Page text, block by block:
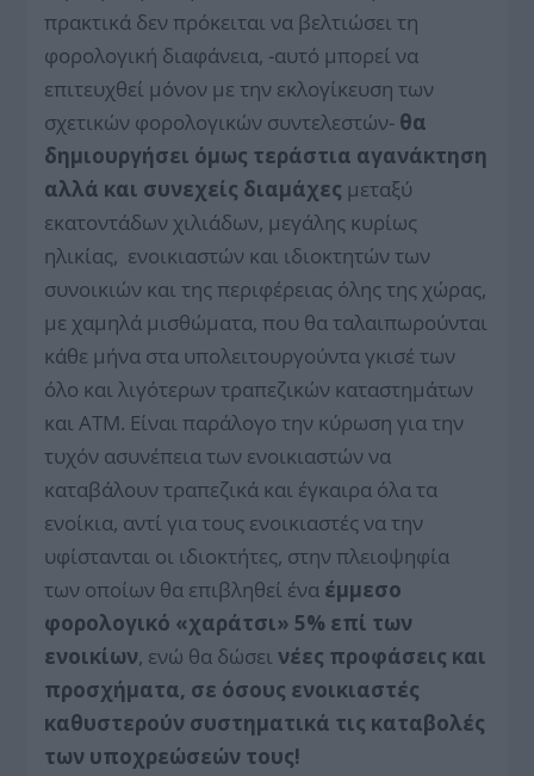
πρακτικά δεν πρόκειται να βελτιώσει τη
φορολογική διαφάνεια, -αυτό μπορεί να
επιτευχθεί μόνον με την εκλογίκευση των
σχετικών φορολογικών συντελεστών- θα
δημιουργήσει όμως τεράστια αγανάκτηση
αλλά και συνεχείς διαμάχες μεταξύ
εκατοντάδων χιλιάδων, μεγάλης κυρίως
ηλικίας, ενοικιαστών και ιδιοκτητών των
συνοικιών και της περιφέρειας όλης της χώρας,
με χαμηλά μισθώματα, που θα ταλαιπωρούνται
κάθε μήνα στα υπολειτουργούντα γκισέ των
όλο και λιγότερων τραπεζικών καταστημάτων
και ATM. Είναι παράλογο την κύρωση για την
τυχόν ασυνέπεια των ενοικιαστών να
καταβάλουν τραπεζικά και έγκαιρα όλα τα
ενοίκια, αντί για τους ενοικιαστές να την
υφίστανται οι ιδιοκτήτες, στην πλειοψηφία
των οποίων θα επιβληθεί ένα έμμεσο
φορολογικό «χαράτσι» 5% επί των
ενοικίων, ενώ θα δώσεινέες προφάσεις και
προσχήματα, σε όσους ενοικιαστές
καθυστερούν συστηματικά τις καταβολές
των υποχρεώσεών τους!